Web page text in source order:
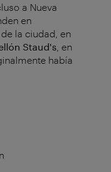
a Nueva
en
la ciudad, en
Staud's , en
había